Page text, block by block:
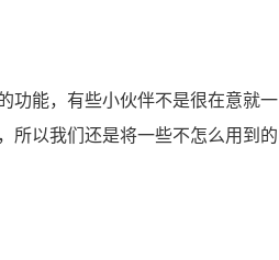
功能，有些小伙伴不是很在意就一
所以我们还是将一些不怎么用到的